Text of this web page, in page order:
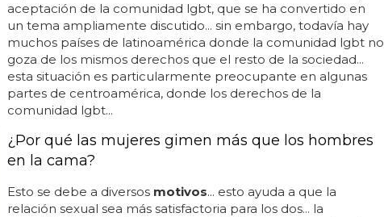
aceptación de la comunidad lgbt, que se ha convertido en
un tema ampliamente discutido... sin embargo, todavía hay
muchos países de latinoamérica donde la comunidad lgbt no
goza de los mismos derechos que el resto de la sociedad...
esta situación es particularmente preocupante en algunas
partes de centroamérica, donde los derechos de la
comunidad lgbt...
¿Por qué las mujeres gimen más que los hombres
en la cama?
Esto se debe a diversos motivos... esto ayuda a que la
relación sexual sea más satisfactoria para los dos... la